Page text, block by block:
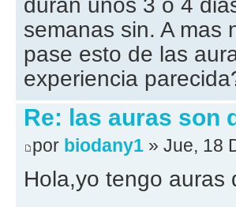
duran unos 3 ó 4
semanas sin. A mas
pase esto de las
experiencia
Re: las auras son
por biodany1 » Jue, 18
Hola,yo tengo auras